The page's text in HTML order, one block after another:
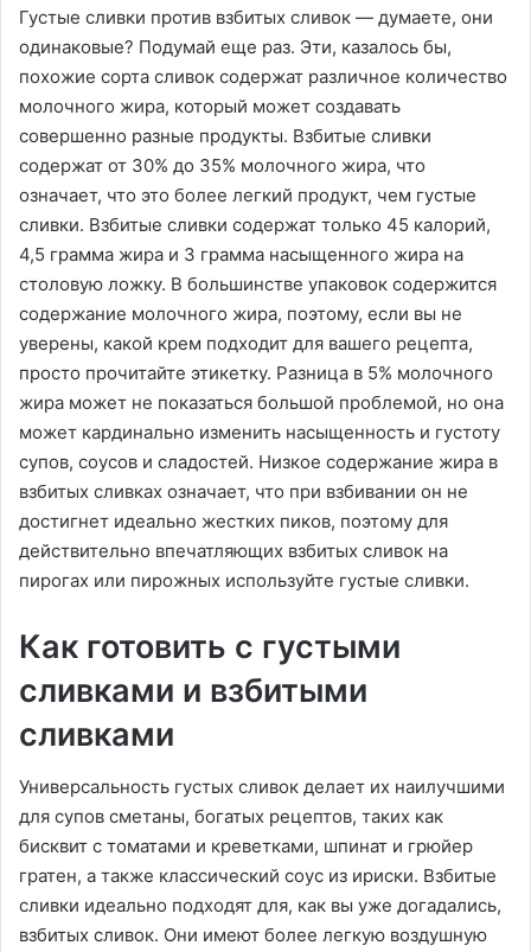
Густые сливки против взбитых сливок — думаете, они
одинаковые? Подумай еще раз. Эти, казалось бы,
похожие сорта сливок содержат различное количество
молочного жира, который может создавать
совершенно разные продукты. Взбитые сливки
содержат от 30% до 35% молочного жира, что
означает, что это более легкий продукт, чем густые
сливки. Взбитые сливки содержат только 45 калорий,
4,5 грамма жира и 3 грамма насыщенного жира на
столовую ложку. В большинстве упаковок содержится
содержание молочного жира, поэтому, если вы не
уверены, какой крем подходит для вашего рецепта,
просто прочитайте этикетку. Разница в 5% молочного
жира может не показаться большой проблемой, но она
может кардинально изменить насыщенность и густоту
супов, соусов и сладостей. Низкое содержание жира в
взбитых сливках означает, что при взбивании он не
достигнет идеально жестких пиков, поэтому для
действительно впечатляющих взбитых сливок на
пирогах или пирожных используйте густые сливки.
Как готовить с густыми
сливками и взбитыми
сливками
Универсальность густых сливок делает их наилучшими
для супов сметаны, богатых рецептов, таких как
бисквит с томатами и креветками, шпинат и грюйер
гратен, а также классический соус из ириски. Взбитые
сливки идеально подходят для, как вы уже догадались,
взбитых сливок. Они имеют более легкую воздушную